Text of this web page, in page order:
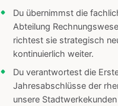
Du übernimmst die
Abteilung
richtest sie strategisch
kontinuierlich weiter.
Du verantwortest die
Jahresabschlüsse der
unsere